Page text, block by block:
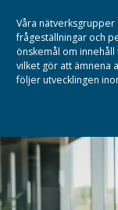
Våra
frågeställningar och
önskemål om
vilket gör att ämnena
följer utvecklingen